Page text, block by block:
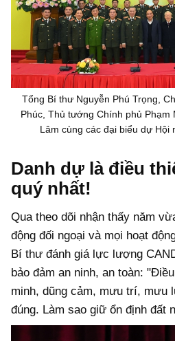
Tổng Bí thư Nguyễn Phú Trọng,
Phúc, Thủ tướng Chính phủ
Lâm cùng các đại biểu dự Hội
Danh dự là điều
quý nhất!
Qua theo dõi nhận thấy năm
động đối ngoại và mọi hoạt
Bí thư đánh giá lực lượng
bảo đảm an ninh, an toàn:
minh, dũng cảm, mưu trí, mưu
đúng. Làm sao giữ ổn định đất